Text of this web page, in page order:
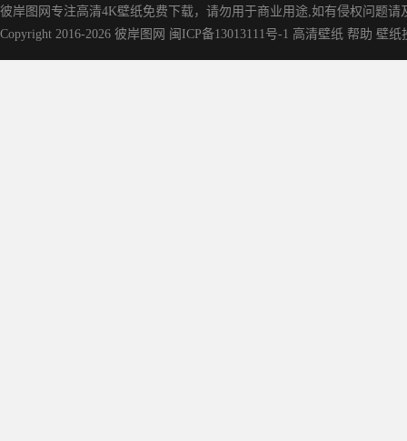
彼岸图网专注高清4K壁纸免费下载，请勿用于商业用途,如有侵权问题
Copyright 2016-2026 彼岸图网 闽ICP备13013111号-1 高清壁纸 帮助 壁纸